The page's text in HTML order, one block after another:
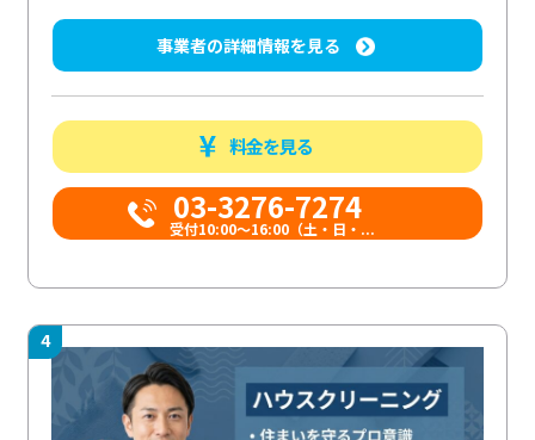
事業者の詳細情報を見る
料金を見る
03-3276-7274
受付10:00〜16:00（土・日・...
4